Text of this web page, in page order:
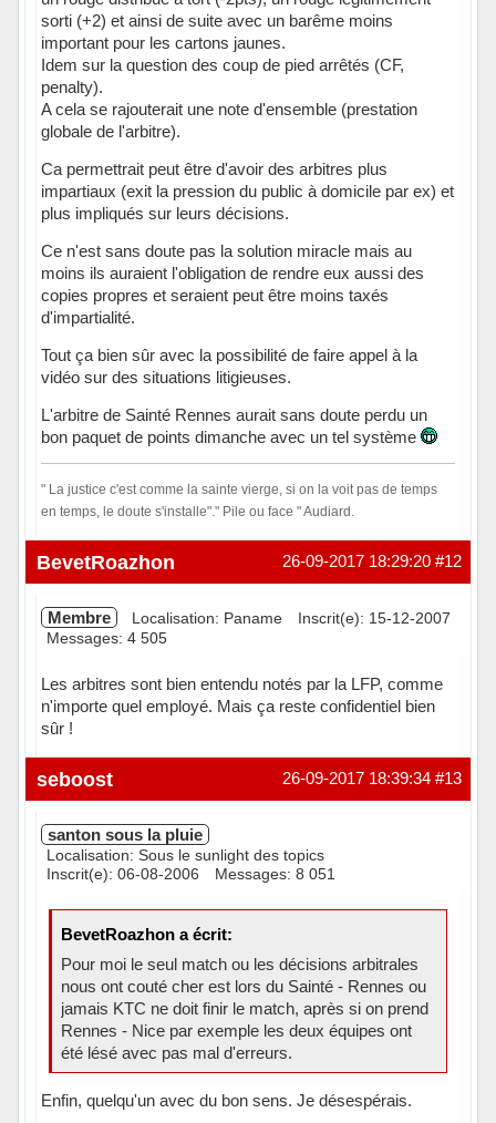
sorti (+2) et ainsi de suite avec un barême moins
important pour les cartons jaunes.
Idem sur la question des coup de pied arrêtés (CF,
penalty).
A cela se rajouterait une note d'ensemble (prestation
globale de l'arbitre).
Ca permettrait peut être d'avoir des arbitres plus
impartiaux (exit la pression du public à domicile par ex) et
plus impliqués sur leurs décisions.
Ce n'est sans doute pas la solution miracle mais au
moins ils auraient l'obligation de rendre eux aussi des
copies propres et seraient peut être moins taxés
d'impartialité.
Tout ça bien sûr avec la possibilité de faire appel à la
vidéo sur des situations litigieuses.
L'arbitre de Sainté Rennes aurait sans doute perdu un
bon paquet de points dimanche avec un tel système
" La justice c'est comme la sainte vierge, si on la voit pas de temps
en temps, le doute s'installe"." Pile ou face " Audiard.
En ligne #12
26-09-2017 18:29:20
BevetRoazhon
Membre Localisation: Paname
Inscrit(e): 15-12-2007
Messages: 4 505
Les arbitres sont bien entendu notés par la LFP, comme
n'importe quel employé. Mais ça reste confidentiel bien
sûr !
Hors ligne #13
26-09-2017 18:39:34
seboost
santon sous la pluie
Localisation: Sous le sunlight des topics
Inscrit(e): 06-08-2006
Messages: 8 051
BevetRoazhon a écrit:
Pour moi le seul match ou les décisions arbitrales
nous ont couté cher est lors du Sainté - Rennes ou
jamais KTC ne doit finir le match, après si on prend
Rennes - Nice par exemple les deux équipes ont
été lésé avec pas mal d'erreurs.
Enfin, quelqu'un avec du bon sens. Je désespérais.